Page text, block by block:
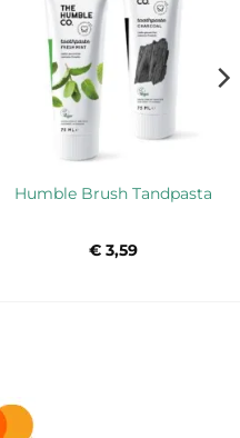
Humble Brush Tandpasta
€3,59